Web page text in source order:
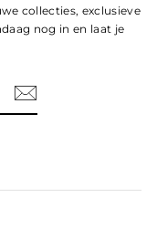
collecties, exclusieve
nog in en laat je